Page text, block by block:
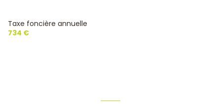
Taxe foncière annuelle
734 €